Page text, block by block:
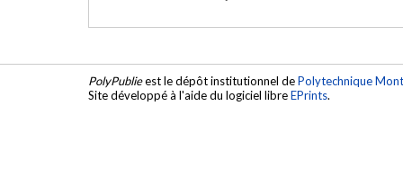
PolyPublieest le dépôt institutionnel dePolytechnique
Site développé à l'aide du logiciel libreEPrints.